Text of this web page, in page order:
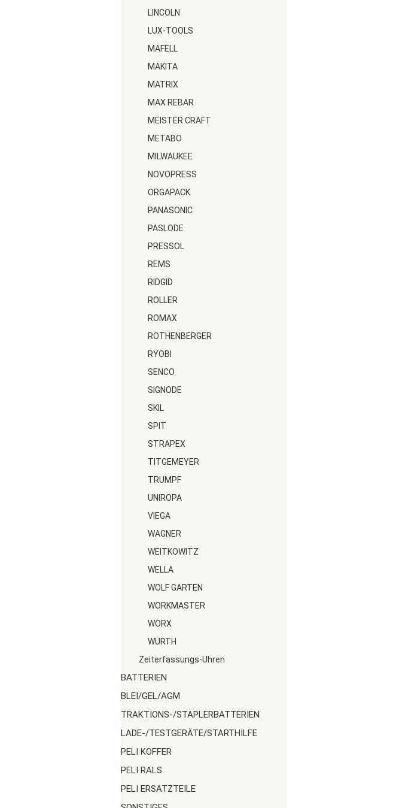
LINCOLN
LUX-TOOLS
MAFELL
MAKITA
MATRIX
MAX REBAR
MEISTER CRAFT
METABO
MILWAUKEE
NOVOPRESS
ORGAPACK
PANASONIC
PASLODE
PRESSOL
REMS
RIDGID
ROLLER
ROMAX
ROTHENBERGER
RYOBI
SENCO
SIGNODE
SKIL
SPIT
STRAPEX
TITGEMEYER
TRUMPF
UNIROPA
VIEGA
WAGNER
WEITKOWITZ
WELLA
WOLF GARTEN
WORKMASTER
WORX
WÜRTH
Zeiterfassungs-Uhren
BATTERIEN
BLEI/GEL/AGM
TRAKTIONS-/STAPLERBATTERIEN
LADE-/TESTGERÄTE/STARTHILFE
PELI KOFFER
PELI RALS
PELI ERSATZTEILE